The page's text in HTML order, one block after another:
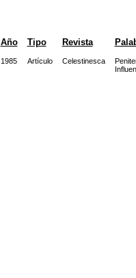
Año Tipo Revista
1985 Artículo Celestinesca